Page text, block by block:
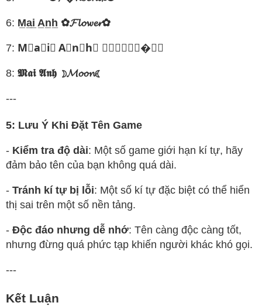
6: M̲a̲i̲ A̲n̲h̲ ✿𝓕𝓵𝓸𝔀𝓮𝓻✿
7: M⃟a⃟i⃟ A⃟n⃟h⃟ ✧𝓓𝓻𝓪𝓰𝓸�𝓷✧
8: 𝕸𝖆𝖎 𝕬𝖓𝖍 ☽𝓜𝓸𝓸𝓷☾
---
5: Lưu Ý Khi Đặt Tên Game
- Kiểm tra độ dài: Một số game giới hạn kí tự, hãy
đảm bảo tên của bạn không quá dài.
- Tránh kí tự bị lỗi: Một số kí tự đặc biệt có thể hiển
thị sai trên một số nền tảng.
- Độc đáo nhưng dễ nhớ: Tên càng độc càng tốt,
nhưng đừng quá phức tạp khiến người khác khó gọi.
---
Kết Luận